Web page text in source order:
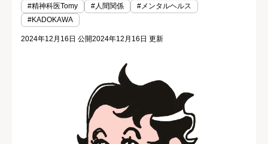
#精神科医Tomy #人間関係
#メンタルヘルス
#KADOKAWA
2024年12月16日 公開2024年12月16日 更新